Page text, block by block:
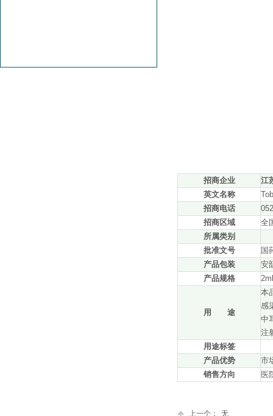
招商企业
江
英文名称
招商电话
招商区域
全
所属类别
批准文号
国
产品包装
安
产品规格
用 途
本
感
中
注
用途标签
产品优势
市
销售方向
医
上一个：
无